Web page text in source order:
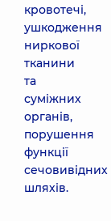
кровотечі,
ушкодження
ниркової
тканини
та
суміжних
органів,
порушення
функції
сечовивідних
шляхів.